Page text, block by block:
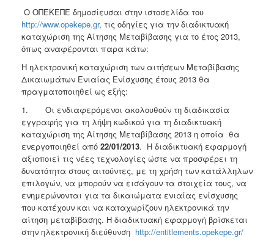
Ανακοινώσεις
Προγράμματα
Αγωγή
Κοιμητήρια
Κέντρο
Οικογένειας
ΤΟΠΟΣ
ΠΟΛΙΤΙΣΜΟΣ
Ο ΟΠΕΚΕΠΕ δημοσίευσαι στην ιστοσελίδα του
http://www.opekepe.gr, τις οδηγίες για την διαδικτυακή
καταχώριση της Αίτησης Μεταβίβασης για το έτος 2013,
όπως αναφέρονται παρα κάτω:
Η ηλεκτρονική καταχώριση των αιτήσεων Μεταβίβασης
Δικαιωμάτων Ενιαίας Ενίσχυσης έτους 2013 θα
πραγματοποιηθεί ως εξής:
1. Οι ενδιαφερόμενοι ακολουθούν τη διαδικασία
εγγραφής για τη λήψη κωδικού για τη διαδικτυακή
καταχώριση της Αίτησης Μεταβίβασης 2013 η οποία θα
ενεργοποιηθεί από 22/01/2013. Η διαδικτυακή εφαρμογή
αξιοποιεί τις νέες τεχνολογίες ώστε να προσφέρει τη
δυνατότητα στους αιτούντες, με τη χρήση των κατάλληλων
επιλογών, να μπορούν να εισάγουν τα στοιχεία τους, να
ενημερώνονται για τα δικαιώματα ενιαίας ενίσχυσης
που κατέχουν και να καταχωρίζουν ηλεκτρονικά την
αίτηση μεταβίβασης. Η διαδικτυακή εφαρμογή βρίσκεται
στην ηλεκτρονική διεύθυνση http://entitlements.opekepe.gr/